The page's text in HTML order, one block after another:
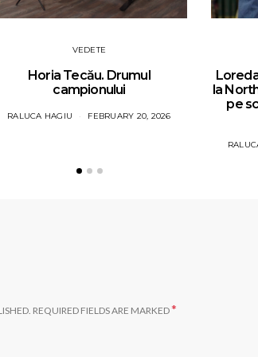
VEDETE
Horia Tecău. Drumul
campionului
RALUCA HAGIU FEBRUARY 20, 2026
la
pe
REQUIRED FIELDS ARE MARKED*